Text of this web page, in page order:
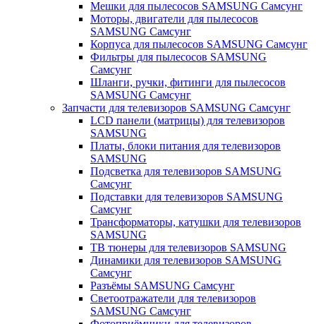
Мешки для пылесосов SAMSUNG Самсунг
Моторы, двигатели для пылесосов
SAMSUNG Самсунг
Корпуса для пылесосов SAMSUNG Самсунг
Фильтры для пылесосов SAMSUNG
Самсунг
Шланги, ручки, фитинги для пылесосов
SAMSUNG Самсунг
Запчасти для телевизоров SAMSUNG Самсунг
LCD панели (матрицы) для телевизоров
SAMSUNG
Платы, блоки питания для телевизоров
SAMSUNG
Подсветка для телевизоров SAMSUNG
Самсунг
Подставки для телевизоров SAMSUNG
Самсунг
Трансформаторы, катушки для телевизоров
SAMSUNG
ТВ тюнеры для телевизоров SAMSUNG
Динамики для телевизоров SAMSUNG
Самсунг
Разъёмы SAMSUNG Самсунг
Светоотражатели для телевизоров
SAMSUNG Самсунг